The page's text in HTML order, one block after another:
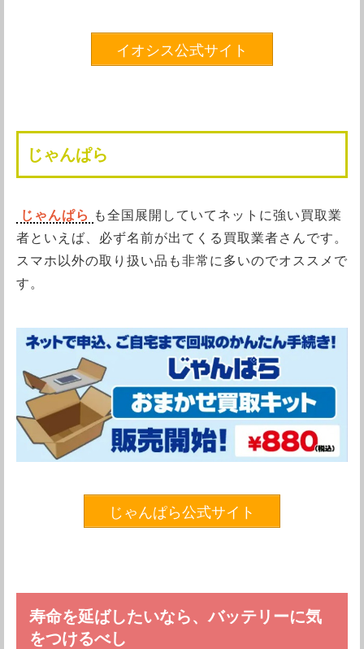
イオシス公式サイト
じゃんぱら
じゃんぱら
も全国展開していてネットに強い買取業
者といえば、必ず名前が出てくる買取業者さんです。
スマホ以外の取り扱い品も非常に多いのでオススメで
す。
じゃんぱら公式サイト
寿命を延ばしたいなら、バッテリーに気
をつけるべし